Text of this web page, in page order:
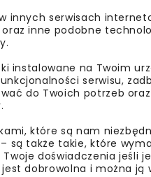
szeroki zakres
powstanie nowych. Do
postojowymi i
w obiektach
– będą one podzielone
w danej lokalizacji
innych serwisach
inne podobne
instalowane na Twoim
serwisu,
do Twoich potrzeb
które są nam
są także takie, które
doświadczenia jeśli
dobrowolna i można